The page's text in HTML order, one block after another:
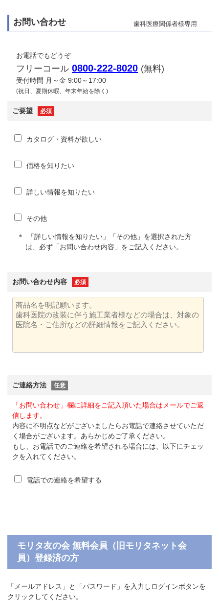
お問い合わせ 歯科医療関係者様専用
お電話でもどうぞ
フリーコール 0800-222-8020 (無料)
受付時間 月～金 9:00～17:00
(祝日、夏期休暇、年末年始を除く)
ご要望 必須
カタログ・資料が欲しい
価格を知りたい
詳しい情報を知りたい
その他
「詳しい情報を知りたい」「その他」を選択された方
は、必ず「お問い合わせ内容」をご記入ください。
お問い合わせ内容 必須
ご連絡方法 任意
「お問い合わせ」欄に詳細をご記入頂いた場合はメールでご返
信します。
内容に不明点などがございましたらお電話で連絡させていただ
く場合がございます。あらかじめご了承ください。
もし、お電話でのご連絡を希望される場合には、以下にチェッ
クを入れてください。
電話での連絡を希望する
モリタ友の会 無料会員（旧モリタネット会
員）登録済の方
「メールアドレス」と「パスワード」を入力しログインボタンを
クリックしてください。